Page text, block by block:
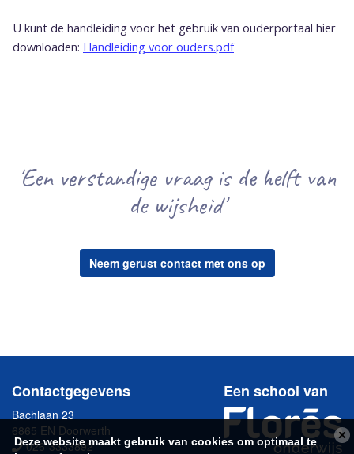
U kunt de handleiding voor het gebruik van ouderportaal hier
downloaden: Handleiding voor ouders.pdf
'Een verstandige vraag is de helft van
de wijsheid'
Neem gerust contact met ons op
Contactgegevens
Bachlaan 23
6865 EN Doorwerth
026-3333892
Een school van
Deze website maakt gebruik van cookies om optimaal te